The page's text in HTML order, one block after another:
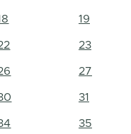
19
23
27
31
35